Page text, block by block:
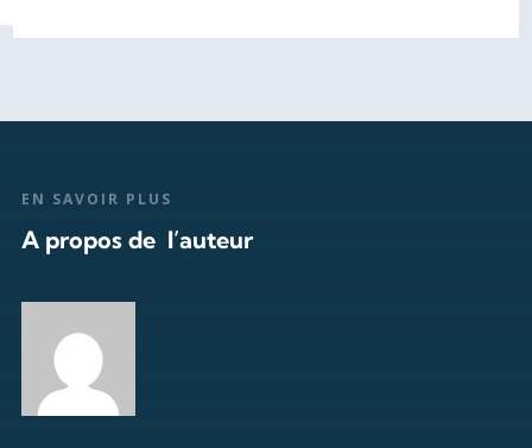
EN SAVOIR PLUS
A propos de l’auteur